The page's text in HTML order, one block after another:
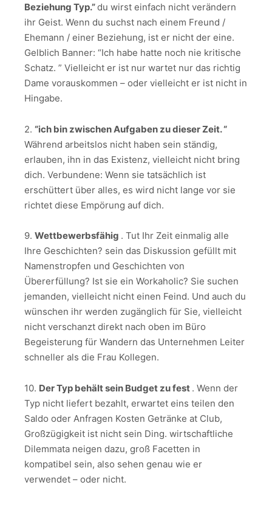
Beziehung Typ.”du wirst einfach nicht verändern
ihr Geist. Wenn du suchst nach einem Freund /
Ehemann / einer Beziehung, ist er nicht der eine.
Gelblich Banner: “Ich habe hatte noch nie kritische
Schatz. ” Vielleicht er ist nur wartet nur das richtig
Dame vorauskommen – oder vielleicht er ist nicht in
Hingabe.
2. “ich bin zwischen Aufgaben zu dieser Zeit. “
Während arbeitslos nicht haben sein ständig,
erlauben, ihn in das Existenz, vielleicht nicht bring
dich. Verbundene: Wenn sie tatsächlich ist
erschüttert über alles, es wird nicht lange vor sie
richtet diese Empörung auf dich.
9. Wettbewerbsfähig . Tut Ihr Zeit einmalig alle
Ihre Geschichten? sein das Diskussion gefüllt mit
Namenstropfen und Geschichten von
Übererfüllung? Ist sie ein Workaholic? Sie suchen
jemanden, vielleicht nicht einen Feind. Und auch du
wünschen ihr werden zugänglich für Sie, vielleicht
nicht verschanzt direkt nach oben im Büro
Begeisterung für Wandern das Unternehmen Leiter
schneller als die Frau Kollegen.
10. Der Typ behält sein Budget zu fest . Wenn der
Typ nicht liefert bezahlt, erwartet eins teilen den
Saldo oder Anfragen Kosten Getränke at Club,
Großzügigkeit ist nicht sein Ding. wirtschaftliche
Dilemmata neigen dazu, groß Facetten in
kompatibel sein, also sehen genau wie er
verwendet – oder nicht.